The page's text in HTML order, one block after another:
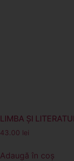
LIMBA ŞI
43.00 lei
Adaugă în coș